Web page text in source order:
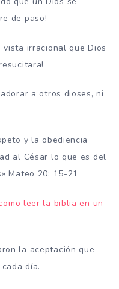
de paso!
irracional que Dios
a otros dioses, ni
y la obediencia
al César lo que es del
Mateo 20: 15-21
leer la biblia en un
la aceptación que
día.